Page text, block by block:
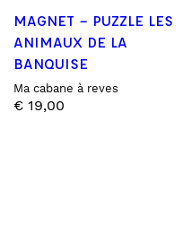
MAGNET – PUZZLE LES
ANIMAUX DE LA
BANQUISE
Ma cabane à reves
€ 19,00